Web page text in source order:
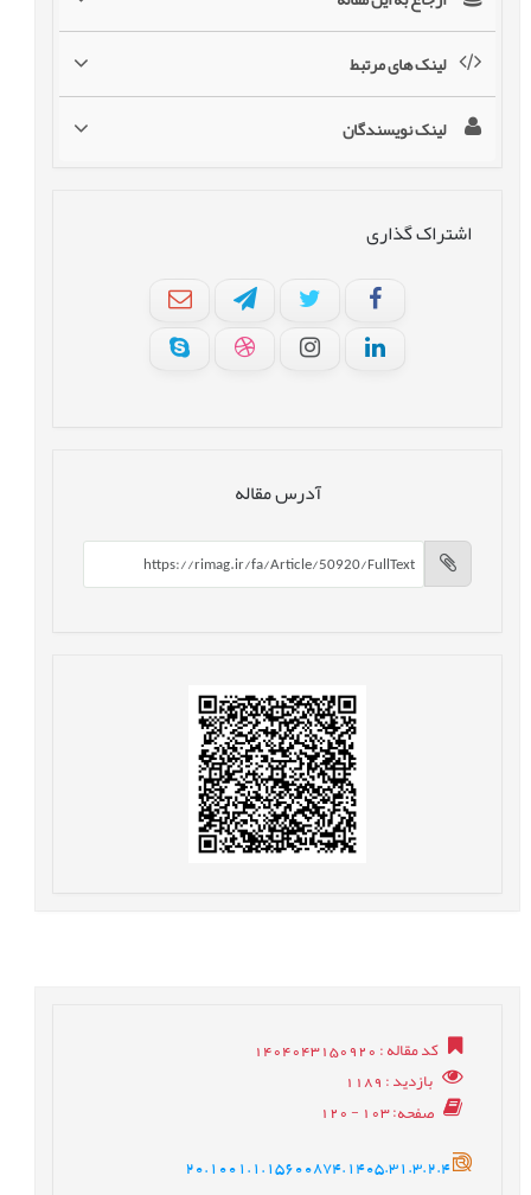
لینک های مرتبط
لینک نویسندگان
اشتراک گذاری
آدرس مقاله
کد مقاله: 1404043150920
بازدید: 1189
صفحه: 103 - 120
20.1001.1.15600874.1405.31.3.2.4